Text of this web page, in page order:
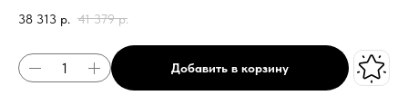
38 313 р. 41 379 р.
Добавить в корзину